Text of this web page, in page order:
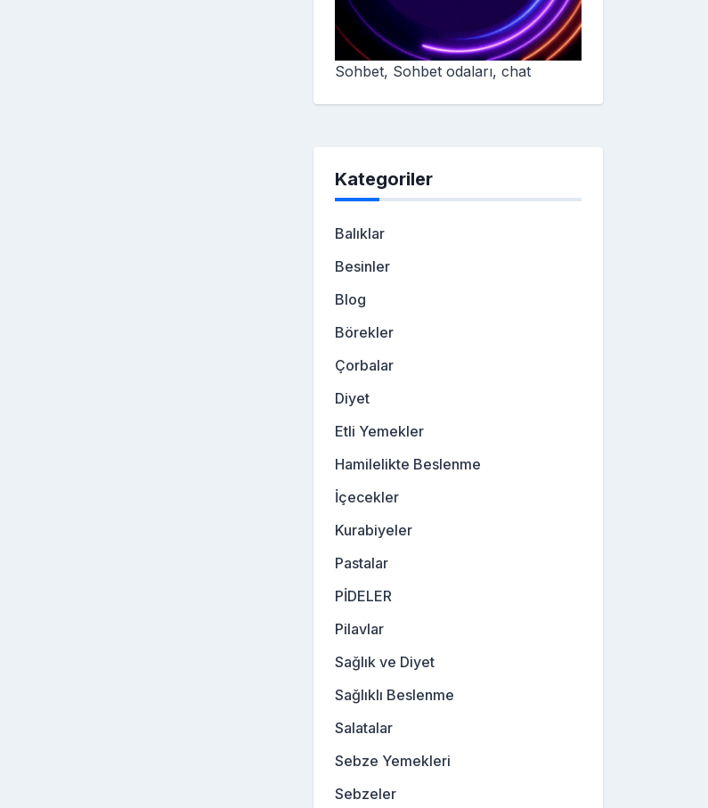
Sohbet, Sohbet odaları, chat
Kategoriler
Balıklar
Besinler
Blog
Börekler
Çorbalar
Diyet
Etli Yemekler
Hamilelikte Beslenme
İçecekler
Kurabiyeler
Pastalar
PİDELER
Pilavlar
Sağlık ve Diyet
Sağlıklı Beslenme
Salatalar
Sebze Yemekleri
Sebzeler